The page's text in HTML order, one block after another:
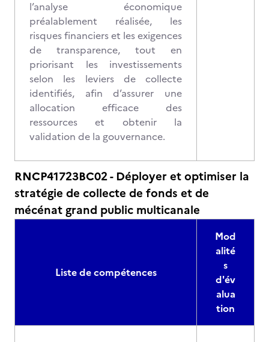
l’analyse économique
préalablement réalisée, les
risques financiers et les exigences
de transparence, tout en
priorisant les investissements
selon les leviers de collecte
identifiés, afin d’assurer une
allocation efficace des
ressources et obtenir la
validation de la gouvernance.
RNCP41723BC02 - Déployer et optimiser la
stratégie de collecte de fonds et de
mécénat grand public multicanale
Liste de compétences
Mod
alité
s
d'év
alua
tion